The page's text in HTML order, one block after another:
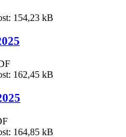
154,23 kB
162,45 kB
164,85 kB